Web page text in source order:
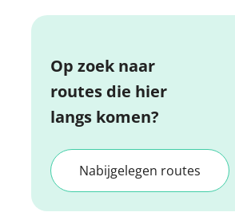
Op zoek naar
routes die hier
langs komen?
Nabijgelegen routes